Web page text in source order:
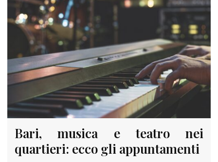
Bari, musica e teatro nei
quartieri: ecco gli appuntamenti